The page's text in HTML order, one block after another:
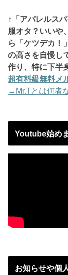
↑「アパレルス
服オタ？いいや、
ら「ケツデカ！
の高さを自慢し
作り、特に下半
超有料級無料メ
→Mr.Tとは何者
Youtube始め
お知らせや個